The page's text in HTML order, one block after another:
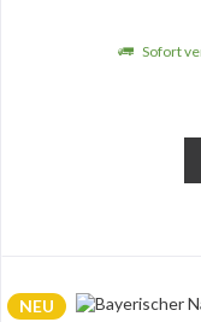
Sofort
NEU